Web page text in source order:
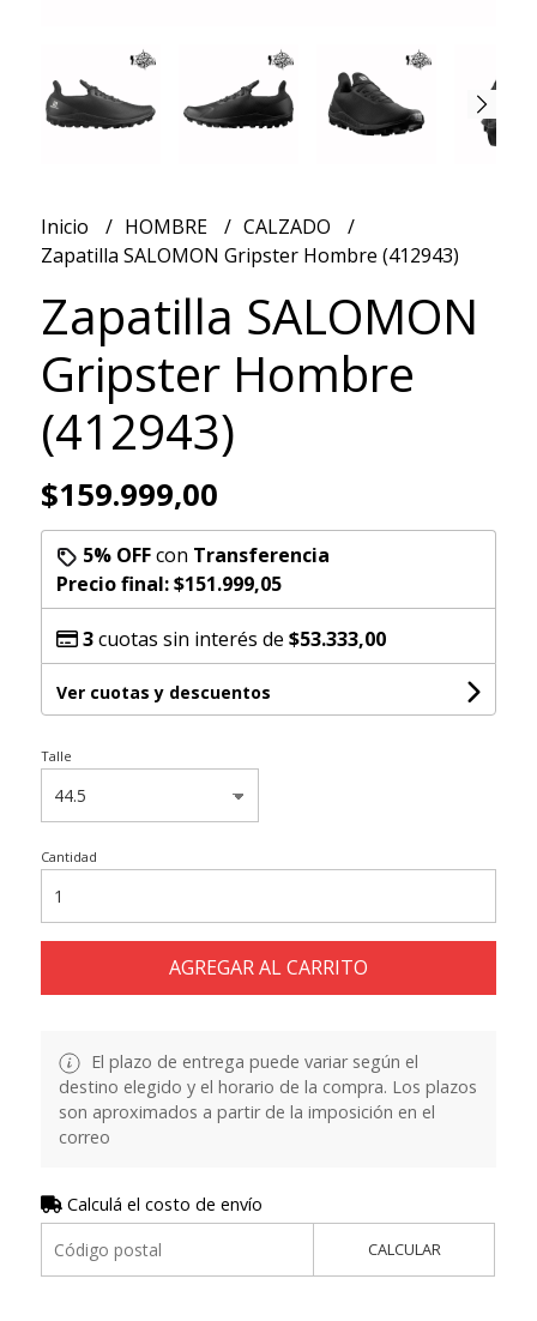
Inicio HOMBRE
CALZADO
Zapatilla SALOMON Gripster Hombre (412943)
Zapatilla SALOMON
Gripster Hombre
(412943)
$159.999,00
5% OFFcon Transferencia
Precio final:$151.999,05
3cuotas sin interés de $53.333,00
Ver cuotas y descuentos
Talle
Cantidad
AGREGAR AL CARRITO
El plazo de entrega puede variar según el
destino elegido y el horario de la compra. Los plazos
son aproximados a partir de la imposición en el
correo
Calculá el costo de envío
CALCULAR